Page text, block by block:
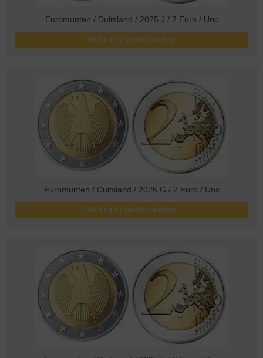
Euromunten / Duitsland / 2025 J / 2 Euro / Unc
Melding bij beschikbaarheid
Euromunten / Duitsland / 2025 G / 2 Euro / Unc
Melding bij beschikbaarheid